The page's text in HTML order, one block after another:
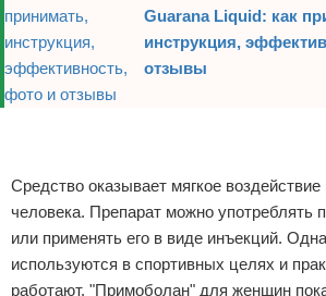
Guarana Liquid: как
инструкция,
отзывы
Средство оказывает мягкое воздействие
человека. Препарат можно употреблять
или применять его в виде инъекций.
используются в спортивных целях и
работают. "Примоболан" для женщин